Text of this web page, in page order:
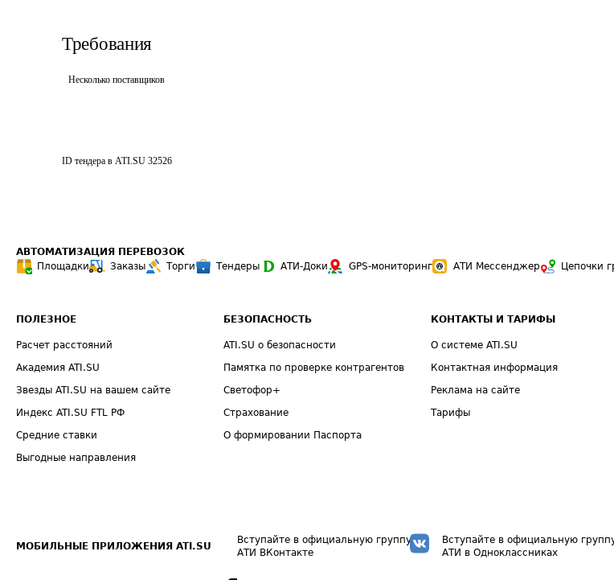
Требования
Несколько поставщиков
ID тендера в ATI.SU 32526
АВТОМАТИЗАЦИЯ ПЕРЕВОЗОК
Площадки
Заказы Торги Тендеры АТИ-Доки GPS-мониторинг АТИ Мессенджер Цепочки
ПОЛЕЗНОЕ
Расчет расстояний
Академия ATI.SU
Звезды ATI.SU на вашем сайте
Индекс ATI.SU FTL РФ
Средние ставки
Выгодные направления
БЕЗОПАСНОСТЬ
ATI.SU о безопасности
Памятка по проверке контрагентов
Светофор+
Страхование
О формировании Паспорта
КОНТАКТЫ И ТАРИФЫ
О системе ATI.SU
Контактная информация
Реклама на сайте
Тарифы
МОБИЛЬНЫЕ ПРИЛОЖЕНИЯ ATI.SU
Вступайте в официальную группу
АТИ ВКонтакте
Вступайте в официальную
АТИ в Одноклассниках